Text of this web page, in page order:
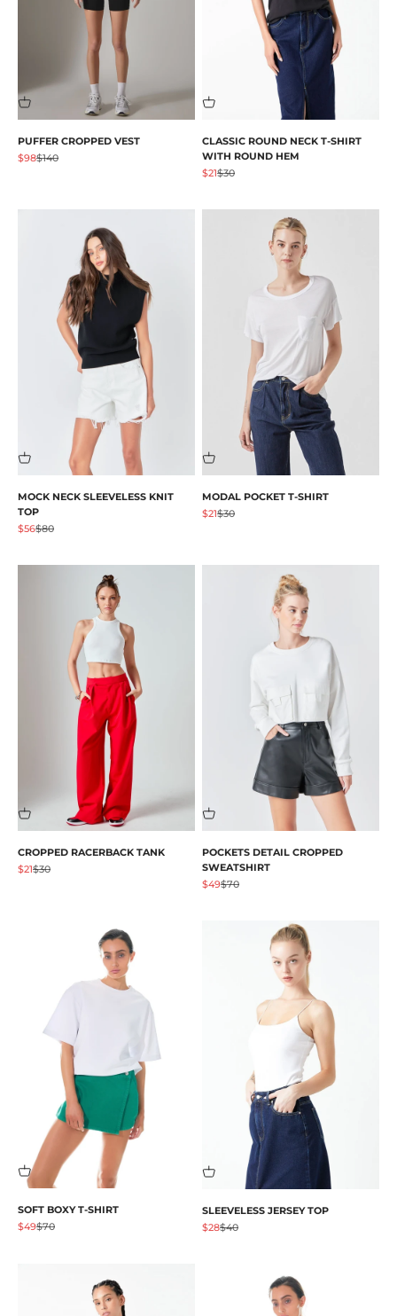
PUFFER CROPPED VEST
促销价格
$98原价
$140
CLASSIC ROUND NECK T-SHIRT
WITH ROUND HEM
促销价格
$21原价
$30
MOCK NECK SLEEVELESS KNIT
TOP
促销价格
$56原价
$80
MODAL POCKET T-SHIRT
促销价格
$21原价
$30
CROPPED RACERBACK TANK
促销价格
$21原价
$30
POCKETS DETAIL CROPPED
SWEATSHIRT
促销价格
$49原价
$70
SOFT BOXY T-SHIRT
促销价格
$49原价
$70
SLEEVELESS JERSEY TOP
促销价格
$28原价
$40